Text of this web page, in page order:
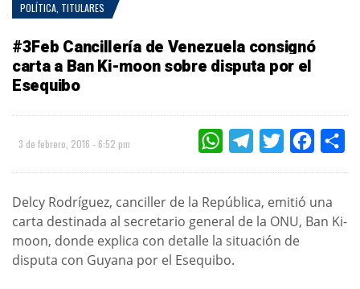
POLÍTICA TITULARES
#3Feb Cancillería de Venezuela consignó
carta a Ban Ki-moon sobre disputa por el
Esequibo
3 de febrero, 2016 - 6:52 pm WHATSAPPTELEGRAMTWITTER
Delcy Rodríguez, canciller de la República, emitió una
carta destinada al secretario general de la ONU, Ban Ki-
moon, donde explica con detalle la situación de
disputa con Guyana por el Esequibo.